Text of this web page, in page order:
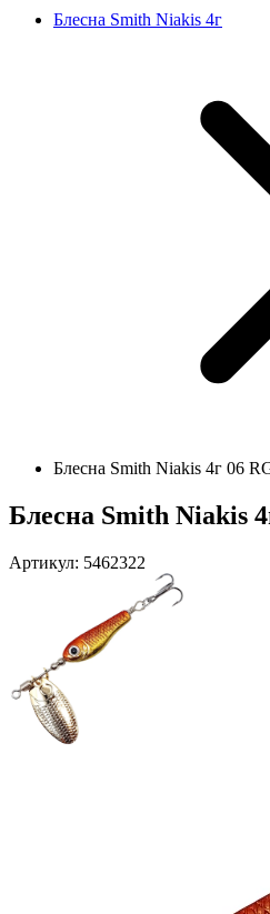
Блесна Smith Niakis 4г
Блесна Smith Niakis 4г 06
Блесна Smith Niakis
Артикул: 5462322